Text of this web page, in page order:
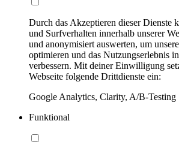
Durch das Akzeptieren dieser Dienste
und Surfverhalten innerhalb unserer
und anonymisiert auswerten, um
optimieren und das Nutzungserlebnis
verbessern. Mit deiner Einwilligung
Webseite folgende Drittdienste ein:
Google Analytics, Clarity, A/B-Testing
Funktional